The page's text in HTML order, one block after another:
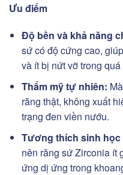
Ưu điểm
Độ bền và khả năng
sứ có độ cứng cao,
và ít bị nứt vỡ trong
Thẩm mỹ tự nhiên:
răng thật, không xuất
trạng đen viền nướu.
Tương thích sinh học
nên răng sứ Zirconia ít
ứng dị ứng trong